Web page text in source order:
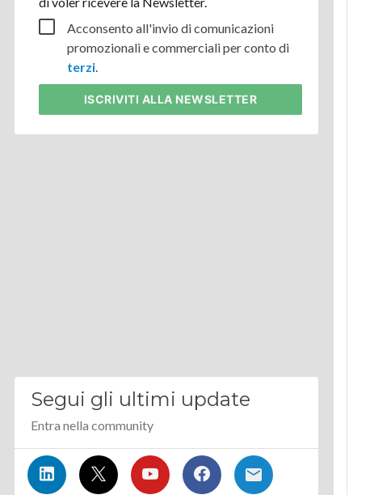
Acconsento all'invio di comunicazioni
promozionali e commerciali per conto di
terzi.
ISCRIVITI ALLA NEWSLETTER
Segui gli ultimi update
Entra nella community